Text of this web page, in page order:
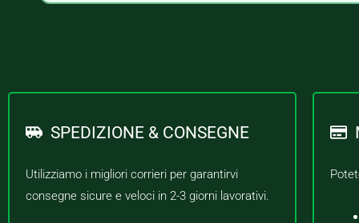
SPEDIZIONE & CONSEGNE
Utilizziamo i migliori corrieri per garantirvi
consegne sicure e veloci in 2-3 giorni lavorativi.